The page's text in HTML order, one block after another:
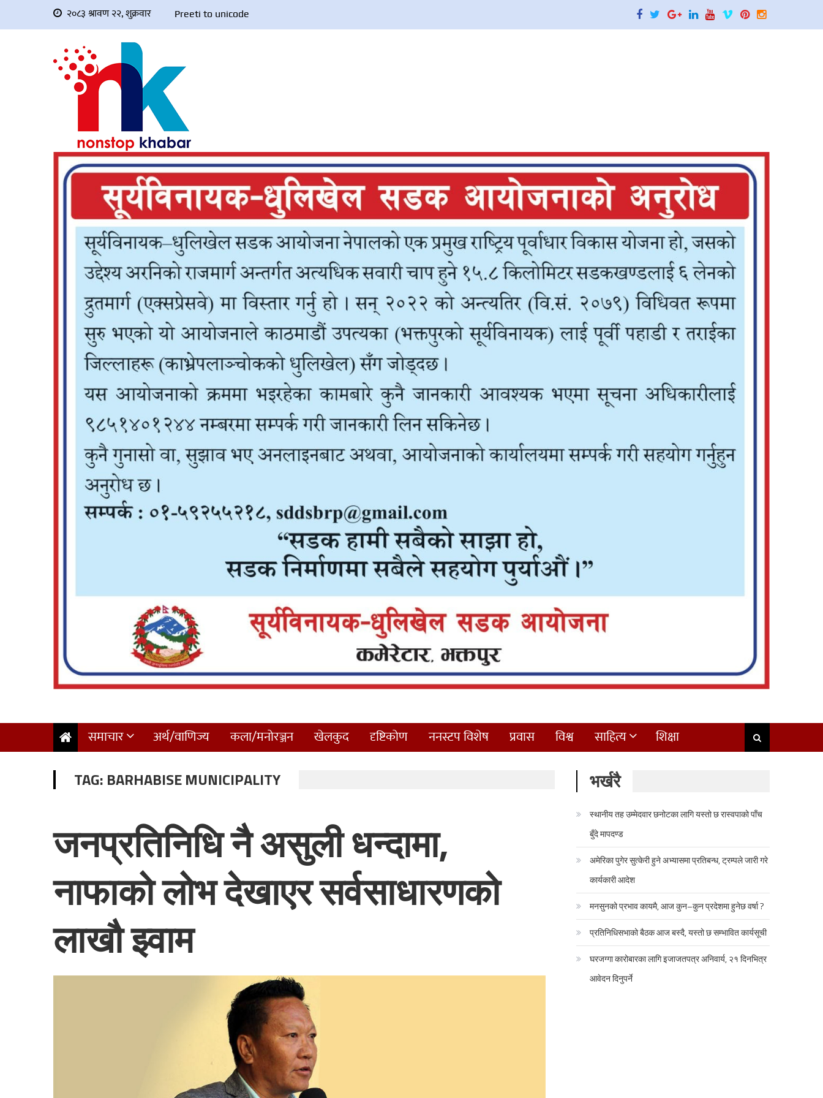
२०८३ श्रावण २२, शुक्रवार Preeti to unicode
समाचार अर्थ/वाणिज्य कला/मनोरञ्जन खेलकुद दृष्टिकोण ननस्टप विशेष प्रवास विश्व साहित्य शिक्षा
TAG: BARHABISE MUNICIPALITY
जनप्रतिनिधि नै असुली धन्दामा,
नाफाको लोभ देखाएर सर्वसाधारणको
लाखौ झ्वाम
भर्खरै
स्थानीय तह उम्मेदवार छनोटका लागि यस्तो छ रास्वपाको पाँच
बुँदे मापदण्ड
अमेरिका पुगेर सुत्केरी हुने अभ्यासमा प्रतिबन्ध, ट्रम्पले जारी गरे
कार्यकारी आदेश
मनसुनको प्रभाव कायमै, आज कुन–कुन प्रदेशमा हुनेछ वर्षा ?
प्रतिनिधिसभाको बैठक आज बस्दै, यस्तो छ सम्भावित कार्यसूची
घरजग्गा कारोबारका लागि इजाजतपत्र अनिवार्य, २१ दिनभित्र
आवेदन दिनुपर्ने